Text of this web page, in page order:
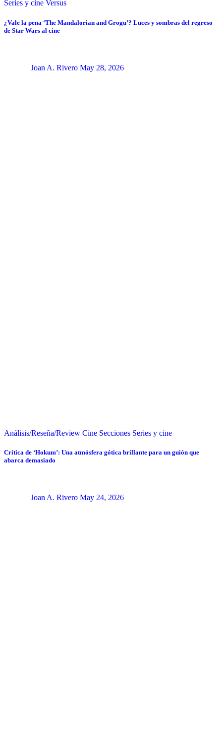
Series y cine Versus
¿Vale la pena ‘The Mandalorian and Grogu’? Luces y sombras del regreso
de Star Wars al cine
Joan A. Rivero May 28, 2026
Análisis/Reseña/Review Cine Secciones Series y cine
Crítica de ‘Hokum’: Una atmósfera gótica brillante para un guión que
abarca demasiado
Joan A. Rivero May 24, 2026